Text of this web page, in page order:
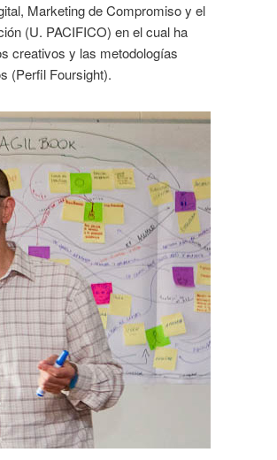
Marketing de Compromiso y el
(U. PACIFICO) en el cual ha
creativos y las metodologías
(Perfil Foursight).